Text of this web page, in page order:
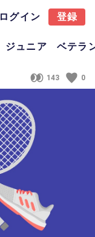
ログイン 登録
ジュニア ベテラ
143 0